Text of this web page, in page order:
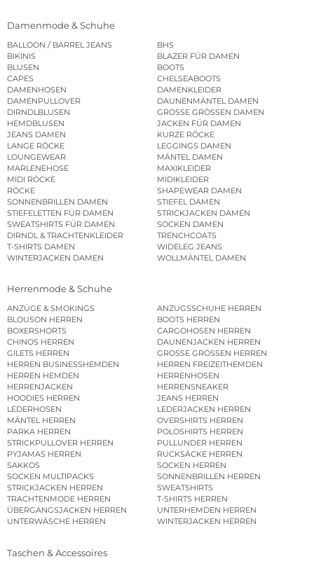
Damenmode & Schuhe
BALLOON / BARREL JEANS
BHS
BIKINIS
BLAZER FÜR DAMEN
BLUSEN
BOOTS
CAPES
CHELSEABOOTS
DAMENHOSEN
DAMENKLEIDER
DAMENPULLOVER
DAUNENMÄNTEL DAMEN
DIRNDLBLUSEN
GROSSE GRÖSSEN DAMEN
HEMDBLUSEN
JACKEN FÜR DAMEN
JEANS DAMEN
KURZE RÖCKE
LANGE RÖCKE
LEGGINGS DAMEN
LOUNGEWEAR
MÄNTEL DAMEN
MARLENEHOSE
MAXIKLEIDER
MIDI RÖCKE
MIDIKLEIDER
RÖCKE
SHAPEWEAR DAMEN
SONNENBRILLEN DAMEN
STIEFEL DAMEN
STIEFELETTEN FÜR DAMEN
STRICKJACKEN DAMEN
SWEATSHIRTS FÜR DAMEN
SOCKEN DAMEN
DIRNDL & TRACHTENKLEIDER
TRENCHCOATS
T-SHIRTS DAMEN
WIDELEG JEANS
WINTERJACKEN DAMEN
WOLLMÄNTEL DAMEN
Herrenmode & Schuhe
ANZÜGE & SMOKINGS
ANZUGSSCHUHE HERREN
BLOUSON HERREN
BOOTS HERREN
BOXERSHORTS
CARGOHOSEN HERREN
CHINOS HERREN
DAUNENJACKEN HERREN
GILETS HERREN
GROSSE GRÖSSEN HERREN
HERREN BUSINESSHEMDEN
HERREN FREIZEITHEMDEN
HERREN HEMDEN
HERRENHOSEN
HERRENJACKEN
HERRENSNEAKER
HOODIES HERREN
JEANS HERREN
LEDERHOSEN
LEDERJACKEN HERREN
MÄNTEL HERREN
OVERSHIRTS HERREN
PARKA HERREN
POLOSHIRTS HERREN
STRICKPULLOVER HERREN
PULLUNDER HERREN
PYJAMAS HERREN
RUCKSÄCKE HERREN
SAKKOS
SOCKEN HERREN
SOCKEN MULTIPACKS
SONNENBRILLEN HERREN
STRICKJACKEN HERREN
SWEATSHIRTS
TRACHTENMODE HERREN
T-SHIRTS HERREN
ÜBERGANGSJACKEN HERREN
UNTERHEMDEN HERREN
UNTERWÄSCHE HERREN
WINTERJACKEN HERREN
Taschen & Accessoires